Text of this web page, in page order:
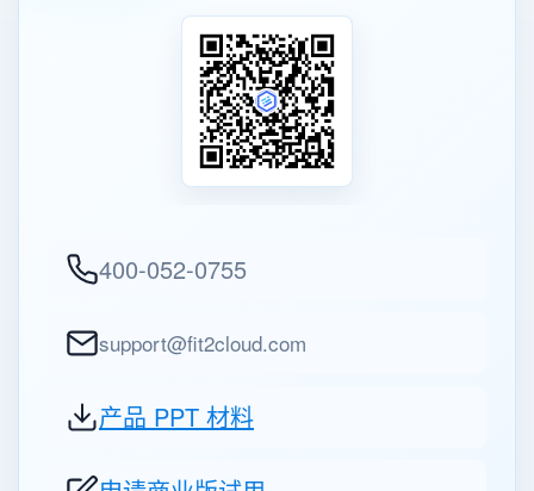
400-052-0755
support@fit2cloud.com
产品 PPT 材料